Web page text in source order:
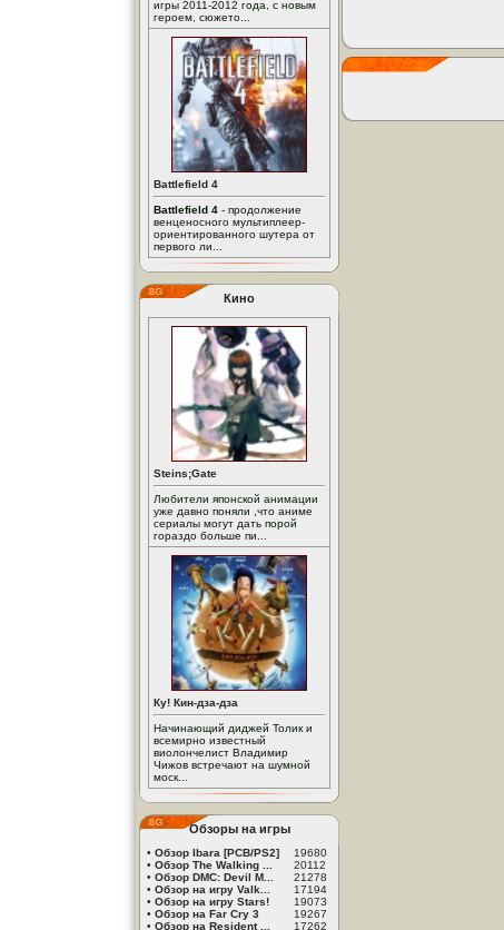
игры 2011-2012 года, с новым
героем, сюжето...
Battlefield 4
Battlefield 4 - продолжение
венценосного мультиплеер-
ориентированного шутера от
первого ли...
Кино
Steins;Gate
Любители японской анимации
уже давно поняли ,что аниме
сериалы могут дать порой
гораздо больше пи...
Ку! Кин-дза-дза
Начинающий диджей Толик и
всемирно известный
виолончелист Владимир
Чижов встречают на шумной
моск...
Обзоры на игры
• Обзор Ibara [PCB/PS2]
19680
• Обзор The Walking ...
20112
• Обзор DMC: Devil M...
21278
• Обзор на игру Valk...
17194
• Обзор на игру Stars!
19073
• Обзор на Far Cry 3
19267
• Обзор на Resident ... 17262